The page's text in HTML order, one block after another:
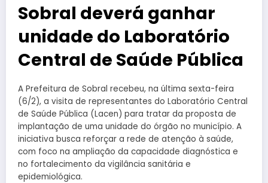
Sobral deverá ganhar
unidade do Laboratório
Central de Saúde Pública
A Prefeitura de Sobral recebeu, na última sexta-feira
(6/2), a visita de representantes do Laboratório Central
de Saúde Pública (Lacen) para tratar da proposta de
implantação de uma unidade do órgão no município. A
iniciativa busca reforçar a rede de atenção à saúde,
com foco na ampliação da capacidade diagnóstica e
no fortalecimento da vigilância sanitária e
epidemiológica.